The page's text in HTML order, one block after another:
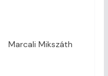
Mikszáth